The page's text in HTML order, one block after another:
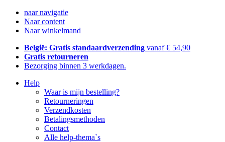
naar navigatie
Naar content
Naar winkelmand
België: Gratis standaardverzending vanaf € 54,90
Gratis retourneren
Bezorging binnen 3 werkdagen.
Help
Waar is mijn bestelling?
Retourneringen
Verzendkosten
Betalingsmethoden
Contact
Alle help-thema`s